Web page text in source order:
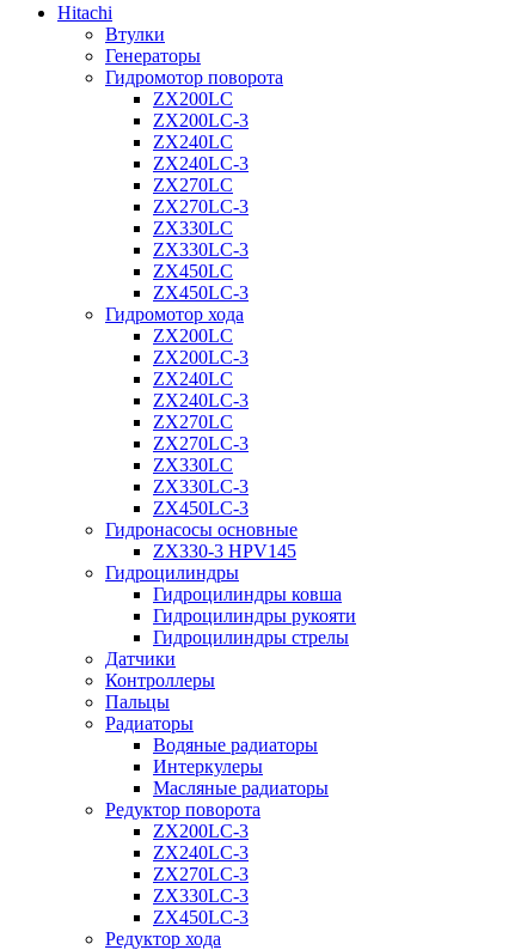
Hitachi
Втулки
Генераторы
Гидромотор поворота
ZX200LC
ZX200LC-3
ZX240LC
ZX240LC-3
ZX270LC
ZX270LC-3
ZX330LC
ZX330LC-3
ZX450LC
ZX450LC-3
Гидромотор хода
ZX200LC
ZX200LC-3
ZX240LC
ZX240LC-3
ZX270LC
ZX270LC-3
ZX330LC
ZX330LC-3
ZX450LC-3
Гидронасосы основные
ZX330-3 HPV145
Гидроцилиндры
Гидроцилиндры ковша
Гидроцилиндры рукояти
Гидроцилиндры стрелы
Датчики
Контроллеры
Пальцы
Радиаторы
Водяные радиаторы
Интеркулеры
Масляные радиаторы
Редуктор поворота
ZX200LC-3
ZX240LC-3
ZX270LC-3
ZX330LC-3
ZX450LC-3
Редуктор хода